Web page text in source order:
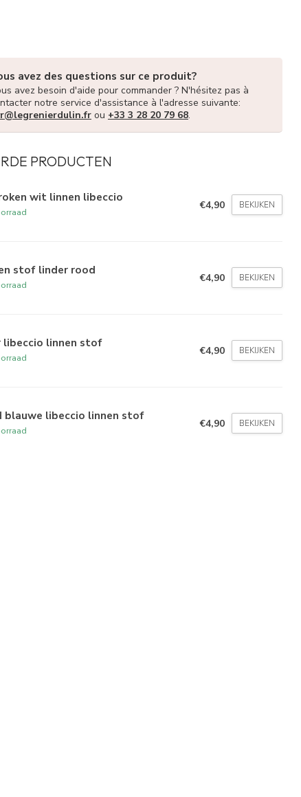
avez des questions sur ce produit?
avez besoin d'aide pour commander ? N'hésitez pas à
notre service d'assistance à l'adresse suivante:
ou +33 3 28 20 79 68.
PRODUCTEN
wit linnen libeccio
€4,90 BEKIJKEN
stof linder rood
€4,90 BEKIJKEN
libeccio linnen stof
€4,90 BEKIJKEN
blauwe libeccio linnen stof
€4,90 BEKIJKEN